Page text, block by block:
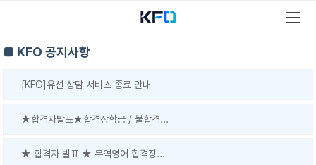
■ KFO 공지사항
[KFO]유선 상담 서비스 종료 안내
★합격자발표★합격장학금 / 불합격...
★ 합격자 발표 ★ 무역영어 합격장...